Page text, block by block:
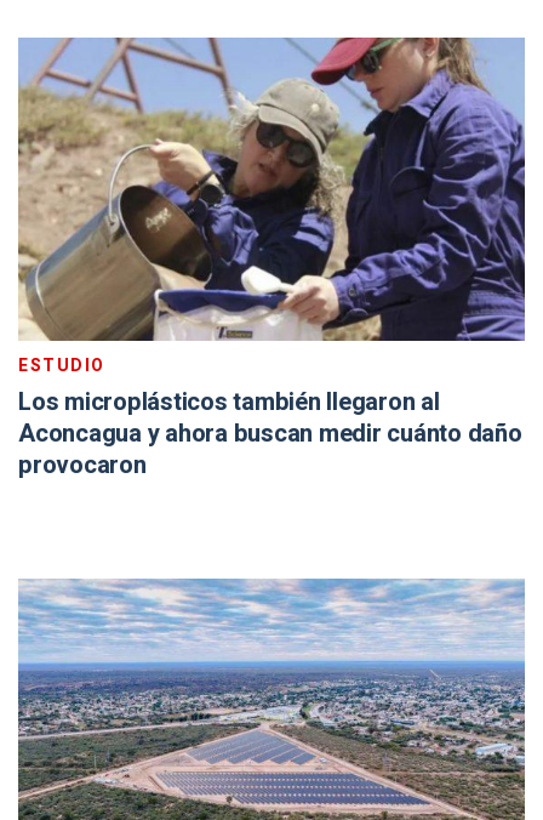
ESTUDIO
Los microplásticos también llegaron al
Aconcagua y ahora buscan medir cuánto daño
provocaron